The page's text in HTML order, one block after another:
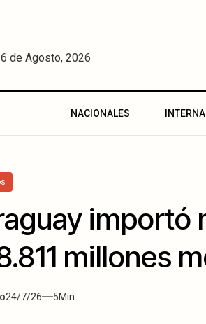
de Agosto, 2026
NACIONALES
importó
millones
24/7/26 5Min